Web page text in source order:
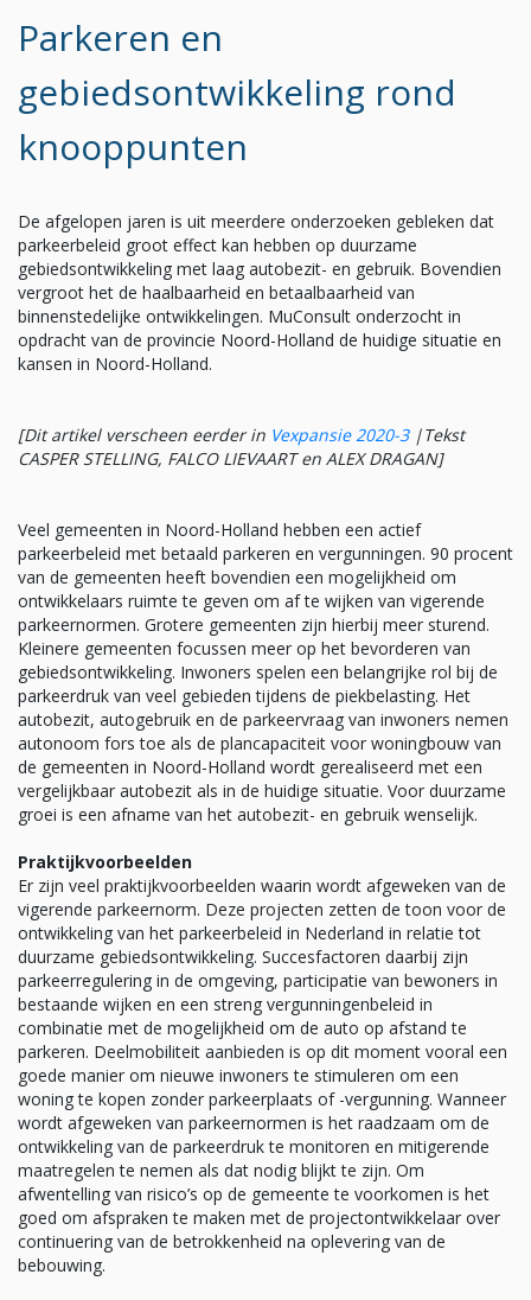
Parkeren en
gebiedsontwikkeling rond
knooppunten
De afgelopen jaren is uit meerdere onderzoeken gebleken dat
parkeerbeleid groot effect kan hebben op duurzame
gebiedsontwikkeling met laag autobezit- en gebruik. Bovendien
vergroot het de haalbaarheid en betaalbaarheid van
binnenstedelijke ontwikkelingen. MuConsult onderzocht in
opdracht van de provincie Noord-Holland de huidige situatie en
kansen in Noord-Holland.
[Dit artikel verscheen eerder in Vexpansie 2020-3|Tekst
CASPER STELLING, FALCO LIEVAART en ALEX DRAGAN]
Veel gemeenten in Noord-Holland hebben een actief
parkeerbeleid met betaald parkeren en vergunningen. 90 procent
van de gemeenten heeft bovendien een mogelijkheid om
ontwikkelaars ruimte te geven om af te wijken van vigerende
parkeernormen. Grotere gemeenten zijn hierbij meer sturend.
Kleinere gemeenten focussen meer op het bevorderen van
gebiedsontwikkeling. Inwoners spelen een belangrijke rol bij de
parkeerdruk van veel gebieden tijdens de piekbelasting. Het
autobezit, autogebruik en de parkeervraag van inwoners nemen
autonoom fors toe als de plancapaciteit voor woningbouw van
de gemeenten in Noord-Holland wordt gerealiseerd met een
vergelijkbaar autobezit als in de huidige situatie. Voor duurzame
groei is een afname van het autobezit- en gebruik wenselijk.
Praktijkvoorbeelden
Er zijn veel praktijkvoorbeelden waarin wordt afgeweken van de
vigerende parkeernorm. Deze projecten zetten de toon voor de
ontwikkeling van het parkeerbeleid in Nederland in relatie tot
duurzame gebiedsontwikkeling. Succesfactoren daarbij zijn
parkeerregulering in de omgeving, participatie van bewoners in
bestaande wijken en een streng vergunningenbeleid in
combinatie met de mogelijkheid om de auto op afstand te
parkeren. Deelmobiliteit aanbieden is op dit moment vooral een
goede manier om nieuwe inwoners te stimuleren om een
woning te kopen zonder parkeerplaats of -vergunning. Wanneer
wordt afgeweken van parkeernormen is het raadzaam om de
ontwikkeling van de parkeerdruk te monitoren en mitigerende
maatregelen te nemen als dat nodig blijkt te zijn. Om
afwentelling van risico’s op de gemeente te voorkomen is het
goed om afspraken te maken met de projectontwikkelaar over
continuering van de betrokkenheid na oplevering van de
bebouwing.